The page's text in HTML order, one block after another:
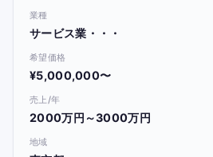
業種
サービス業・・・
希望価格
¥5,000,000〜
売上/年
2000万円～3000万円
地域